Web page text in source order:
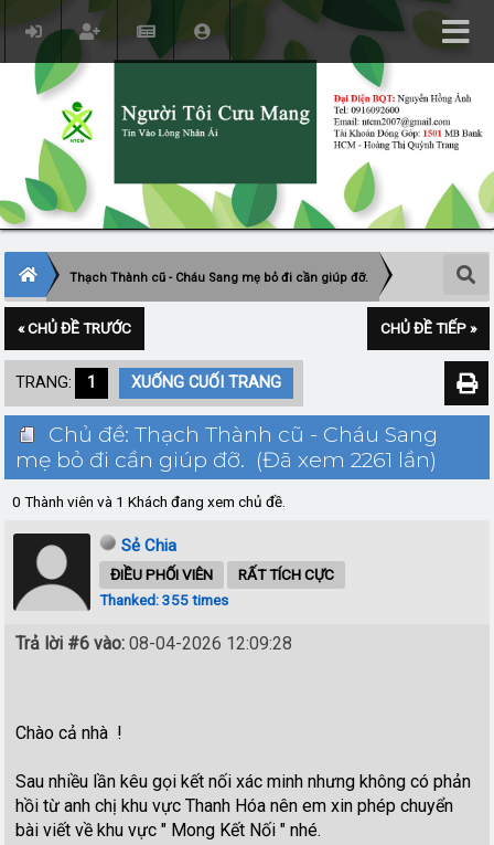
Thạch Thành cũ - Cháu Sang mẹ bỏ đi cần giúp đỡ.
« CHỦ ĐỀ TRƯỚC CHỦ ĐỀ TIẾP »
TRANG: 1 XUỐNG CUỐI TRANG
Chủ đề: Thạch Thành cũ - Cháu Sang
mẹ bỏ đi cần giúp đỡ. (Đã xem 2261 lần)
0 Thành viên và 1 Khách đang xem chủ đề.
Sẻ Chia
ĐIỀU PHỐI VIÊN
RẤT TÍCH CỰC
Thanked: 355 times
Trả lời #6 vào: 08-04-2026 12:09:28
Chào cả nhà !
Sau nhiều lần kêu gọi kết nối xác minh nhưng không có phản
hồi từ anh chị khu vực Thanh Hóa nên em xin phép chuyển
bài viết về khu vực " Mong Kết Nối " nhé.